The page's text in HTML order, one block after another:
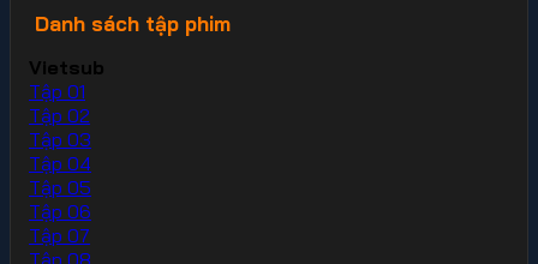
Danh sách tập phim
Vietsub
Tập 01
Tập 02
Tập 03
Tập 04
Tập 05
Tập 06
Tập 07
Tập 08